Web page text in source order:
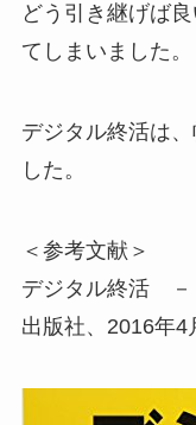
どう引き継げば
てしまいました。
デジタル終活は
した。
＜参考文献＞
デジタル終活 －
出版社、2016年4